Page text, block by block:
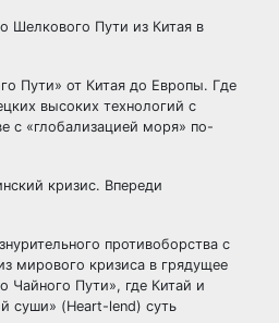
Шелкового Пути из Китая в
Пути» от Китая до Европы. Где
высоких технологий с
с «глобализацией моря» по-
кризис. Впереди
противоборства с
мирового кризиса в грядущее
Чайного Пути», где Китай и
суши» (Heart-lend) суть